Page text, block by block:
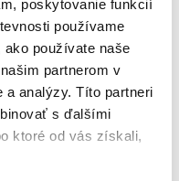
poskytovanie funkcií
používame
používate naše
partnerom v
analýzy. Títo partneri
s ďalšími
ktoré od vás získali,
výrobku a naše
vybavenie vašich otázok a
bude dlhodobé a bez